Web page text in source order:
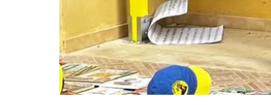
lacitymag.it